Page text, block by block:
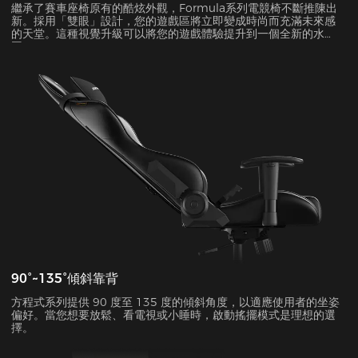
繼承了賽車座椅原有的酷炫外觀，Formula系列電競椅不斷推陳出
新。採用「雙眼」設計，您的遊戲區將立即變成時尚而充滿未來感
的天堂。這種視覺升級可以將您的遊戲體驗提升到一個全新的水
平。
90°~135°傾斜靠背
方程式系列提供 90 度至 135 度的傾斜角度，以適應使用者的坐姿
偏好。當您想要放鬆、看電視或小睡時，啟動搖擺模式是理想的選
擇。